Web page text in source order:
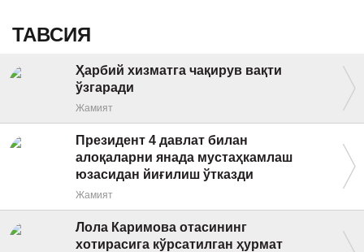
ТАВСИЯ
Ҳарбий хизматга чақирув вақти
ўзгаради
Жамият
Президент 4 давлат билан
алоқаларни янада мустаҳкамлаш
юзасидан йиғилиш ўтказди
Жамият
Лола Каримова отасининг
хотирасига кўрсатилган ҳурмат